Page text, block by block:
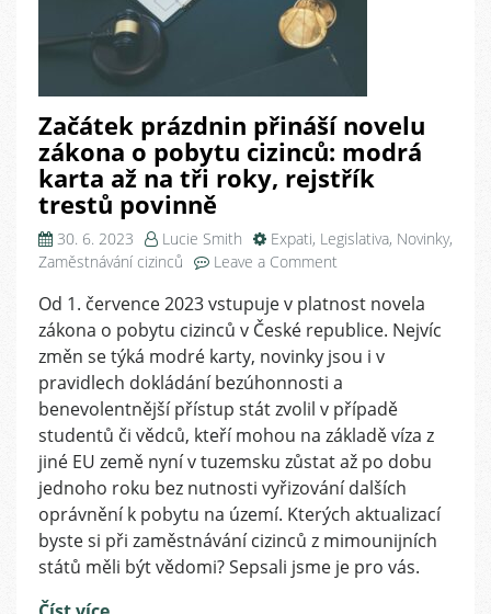
Začátek prázdnin přináší novelu
zákona o pobytu cizinců: modrá
karta až na tři roky, rejstřík
trestů povinně
30. 6. 2023 Lucie Smith Expati, Legislativa, Novinky,
Zaměstnávání cizinců
Leave a Comment
prázdnin
přináší
novelu
zákona
pobytu
cizinců:
modrá
karta
až
na
tři
roky,
Od 1. července 2023 vstupuje v platnost novela
zákona o pobytu cizinců v České republice. Nejvíc
změn se týká modré karty, novinky jsou i v
pravidlech dokládání bezúhonnosti a
benevolentnější přístup stát zvolil v případě
studentů či vědců, kteří mohou na základě víza z
jiné EU země nyní v tuzemsku zůstat až po dobu
jednoho roku bez nutnosti vyřizování dalších
oprávnění k pobytu na území. Kterých aktualizací
byste si při zaměstnávání cizinců z mimounijních
států měli být vědomi? Sepsali jsme je pro vás.